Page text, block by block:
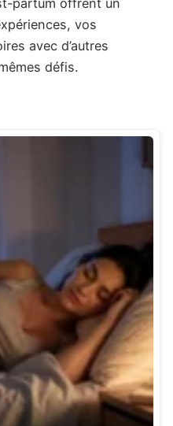
vos
avec d’autres
défis.